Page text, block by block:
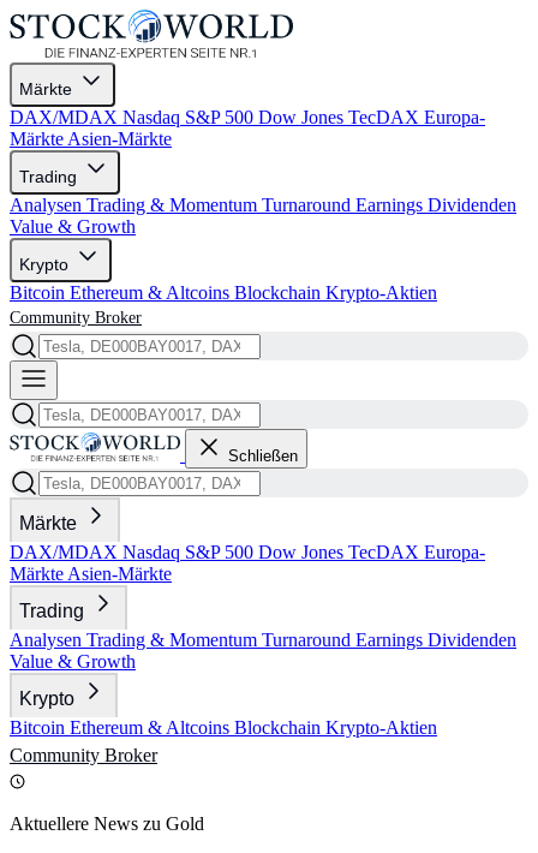
Märkte
DAX/MDAX Nasdaq S&P 500 Dow Jones TecDAX Europa-
Märkte Asien-Märkte
Trading
Analysen Trading & Momentum Turnaround Earnings Dividenden
Value & Growth
Krypto
Bitcoin Ethereum & Altcoins Blockchain Krypto-Aktien
Community Broker
Schließen
Märkte
DAX/MDAX Nasdaq S&P 500 Dow Jones TecDAX Europa-
Märkte Asien-Märkte
Trading
Analysen Trading & Momentum Turnaround Earnings Dividenden
Value & Growth
Krypto
Bitcoin Ethereum & Altcoins Blockchain Krypto-Aktien
Community Broker
Aktuellere News zu Gold